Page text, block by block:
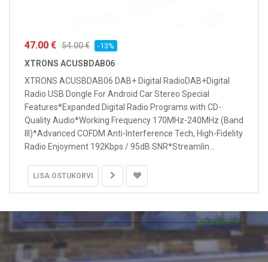
47.00 € 54.00 € -13%
XTRONS ACUSBDAB06
XTRONS ACUSBDAB06 DAB+ Digital RadioDAB+Digital
Radio USB Dongle For Android Car Stereo Special
Features*Expanded Digital Radio Programs with CD-
Quality Audio*Working Frequency 170MHz-240MHz (Band
III)*Advanced COFDM Anti-Interference Tech, High-Fidelity
Radio Enjoyment 192Kbps / 95dB SNR*Streamlin...
LISA OSTUKORVI